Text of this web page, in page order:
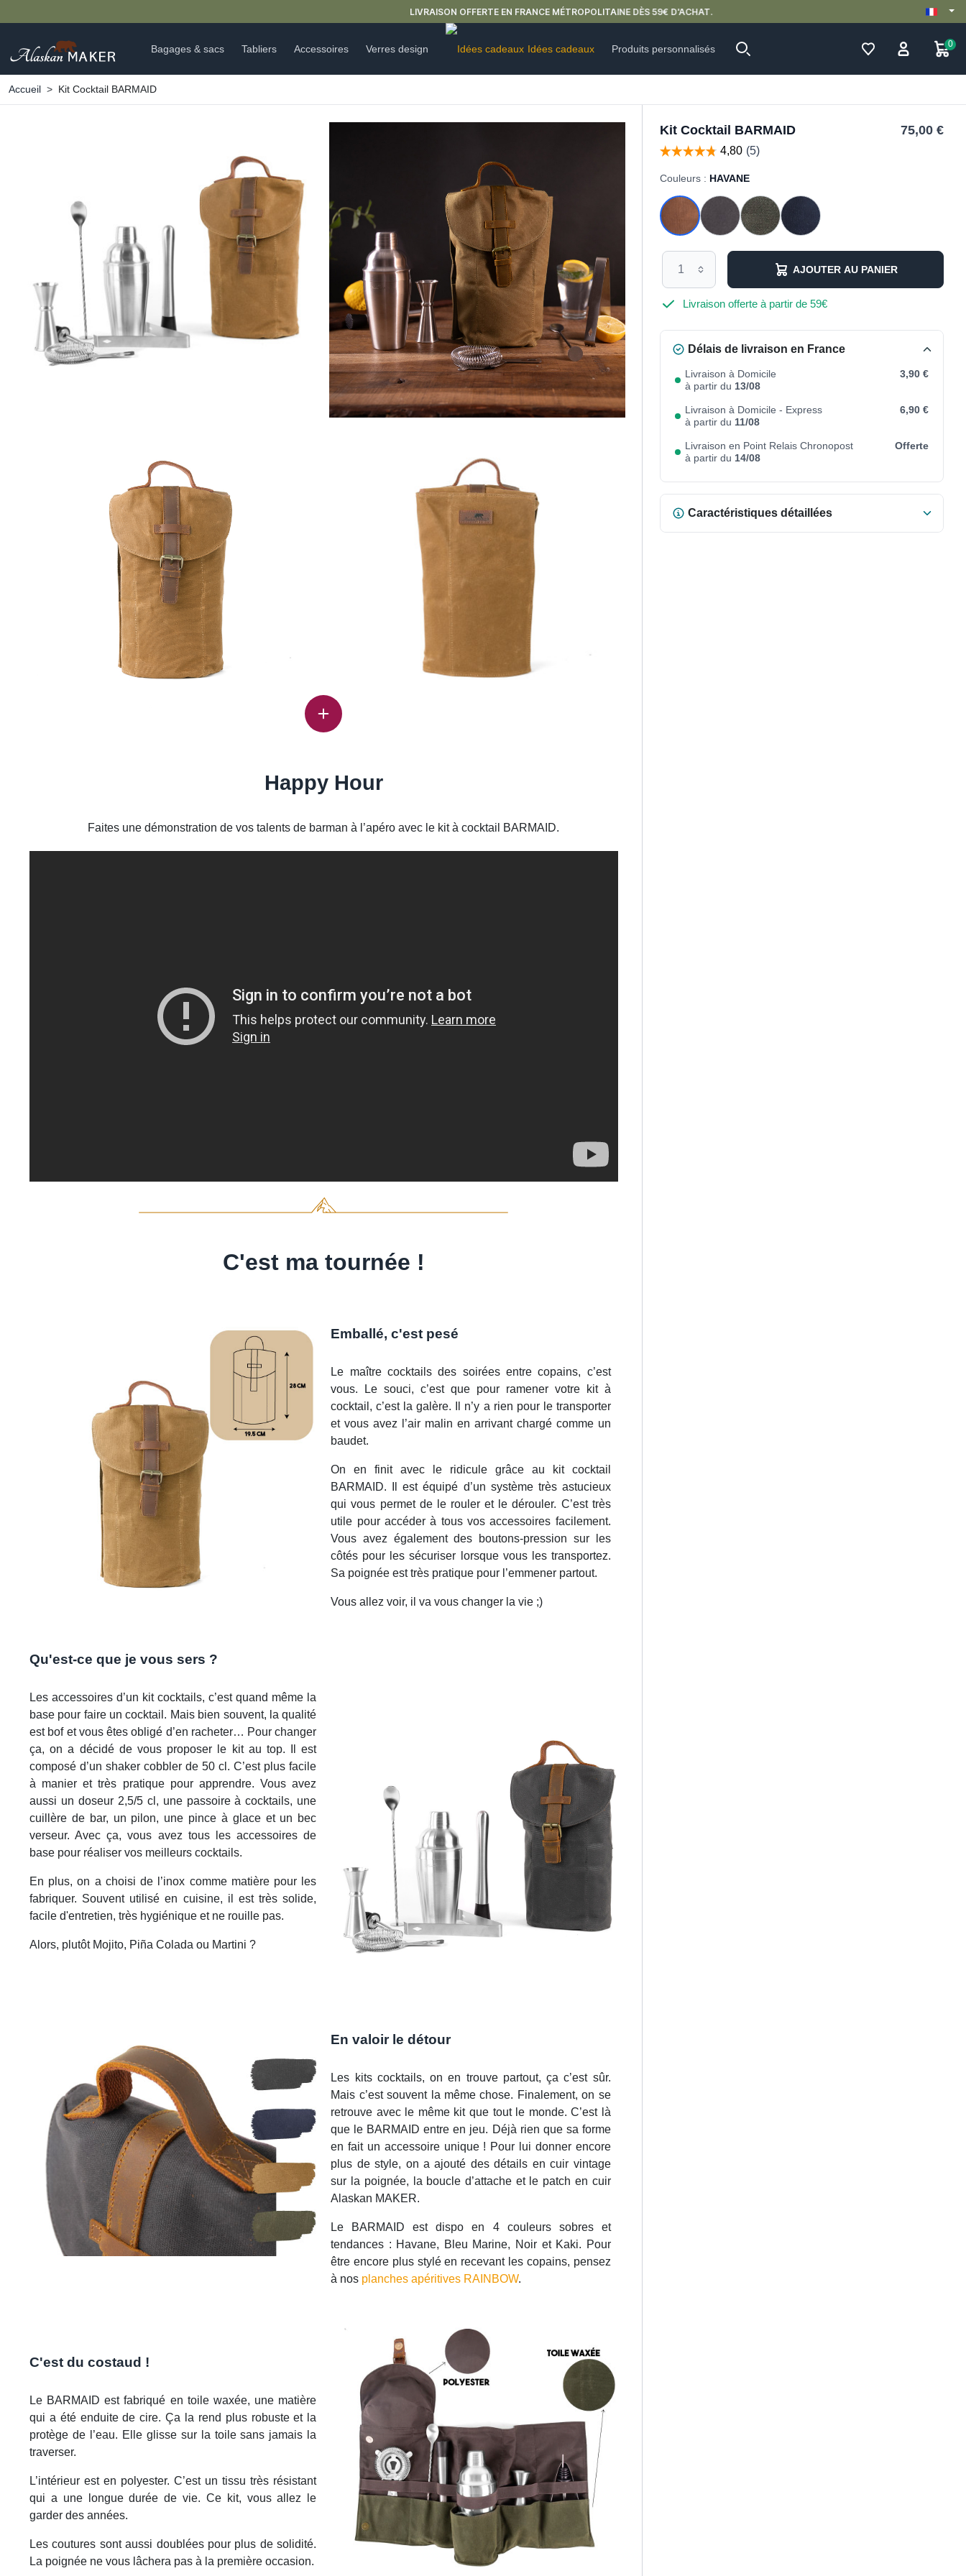
LIVRAISON OFFERTE EN FRANCE MÉTROPOLITAINE DÈS 59€ D'ACHAT.
Bagages & sacs Tabliers Accessoires Verres design Idées cadeaux Produits personnalisés 0
Accueil Kit Cocktail BARMAID
Kit Cocktail BARMAID 75,00 €
Couleurs : HAVANE
AJOUTER AU PANIER
Livraison offerte à partir de 59€
Délais de livraison en France
Livraison à Domicile
à partir du 13/08
3,90 €
Livraison à Domicile - Express
à partir du 11/08
6,90 €
Livraison en Point Relais Chronopost
à partir du 14/08
Offerte
Caractéristiques détaillées
Happy Hour
Faites une démonstration de vos talents de barman à l’apéro avec le kit à cocktail BARMAID.
C'est ma tournée !
Emballé, c'est pesé
Le maître cocktails des soirées entre copains, c’est
vous. Le souci, c’est que pour ramener votre kit à
cocktail, c’est la galère. Il n’y a rien pour le transporter
et vous avez l’air malin en arrivant chargé comme un
baudet.
On en finit avec le ridicule grâce au kit cocktail
BARMAID. Il est équipé d’un système très astucieux
qui vous permet de le rouler et le dérouler. C’est très
utile pour accéder à tous vos accessoires facilement.
Vous avez également des boutons-pression sur les
côtés pour les sécuriser lorsque vous les transportez.
Sa poignée est très pratique pour l’emmener partout.
Vous allez voir, il va vous changer la vie ;)
Qu'est-ce que je vous sers ?
Les accessoires d’un kit cocktails, c’est quand même la
base pour faire un cocktail. Mais bien souvent, la qualité
est bof et vous êtes obligé d’en racheter… Pour changer
ça, on a décidé de vous proposer le kit au top. Il est
composé d’un shaker cobbler de 50 cl. C’est plus facile
à manier et très pratique pour apprendre. Vous avez
aussi un doseur 2,5/5 cl, une passoire à cocktails, une
cuillère de bar, un pilon, une pince à glace et un bec
verseur. Avec ça, vous avez tous les accessoires de
base pour réaliser vos meilleurs cocktails.
En plus, on a choisi de l’inox comme matière pour les
fabriquer. Souvent utilisé en cuisine, il est très solide,
facile d'entretien, très hygiénique et ne rouille pas.
Alors, plutôt Mojito, Piña Colada ou Martini ?
En valoir le détour
Les kits cocktails, on en trouve partout, ça c’est sûr.
Mais c’est souvent la même chose. Finalement, on se
retrouve avec le même kit que tout le monde. C’est là
que le BARMAID entre en jeu. Déjà rien que sa forme
en fait un accessoire unique ! Pour lui donner encore
plus de style, on a ajouté des détails en cuir vintage
sur la poignée, la boucle d’attache et le patch en cuir
Alaskan MAKER.
Le BARMAID est dispo en 4 couleurs sobres et
tendances : Havane, Bleu Marine, Noir et Kaki. Pour
être encore plus stylé en recevant les copains, pensez
à nos planches apéritives RAINBOW.
C'est du costaud !
Le BARMAID est fabriqué en toile waxée, une matière
qui a été enduite de cire. Ça la rend plus robuste et la
protège de l’eau. Elle glisse sur la toile sans jamais la
traverser.
L’intérieur est en polyester. C’est un tissu très résistant
qui a une longue durée de vie. Ce kit, vous allez le
garder des années.
Les coutures sont aussi doublées pour plus de solidité.
La poignée ne vous lâchera pas à la première occasion.